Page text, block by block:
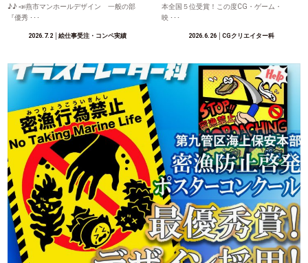
♪♪ 📣燕市マンホールデザイン 一般の部
『優秀 ･･･
2026.7.2│絵仕事受注・コンペ実績
本全国５位受賞！この度CG・ゲーム・
映 ･･･
2026.6.26│CGクリエイター科